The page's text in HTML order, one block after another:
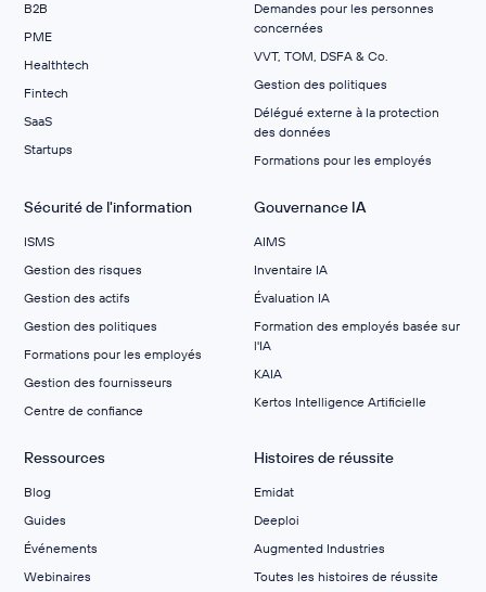
B2B
PME
Healthtech
Fintech
SaaS
Startups
Demandes pour les personnes
concernées
VVT, TOM, DSFA & Co.
Gestion des politiques
Délégué externe à la protection
des données
Formations pour les employés
Sécurité de l'information
ISMS
Gestion des risques
Gestion des actifs
Gestion des politiques
Formations pour les employés
Gestion des fournisseurs
Centre de confiance
Gouvernance IA
AIMS
Inventaire IA
Évaluation IA
Formation des employés basée sur
l'IA
KAIA
Kertos Intelligence Artificielle
Ressources
Blog
Guides
Événements
Webinaires
Histoires de réussite
Emidat
Deeploi
Augmented Industries
Toutes les histoires de réussite